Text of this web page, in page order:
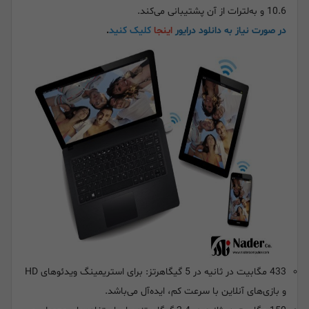
10.6 و به‌لترات از آن پشتیبانی می‌کند.
در صورت نیاز به دانلود درایور اینجا کلیک کنید.
433 مگابیت در ثانیه در 5 گیگاهرتز: برای استریمینگ ویدئوهای HD
و بازی‌های آنلاین با سرعت کم، ایده‌آل می‌باشد.